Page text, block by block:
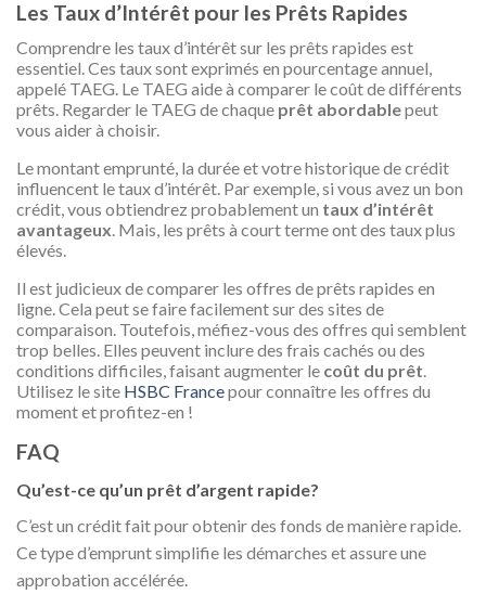
Les Taux d’Intérêt pour les Prêts Rapides
Comprendre les taux d’intérêt sur les prêts rapides est
essentiel. Ces taux sont exprimés en pourcentage annuel,
appelé TAEG. Le TAEG aide à comparer le coût de différents
prêts. Regarder le TAEG de chaque prêt abordablepeut
vous aider à choisir.
Le montant emprunté, la durée et votre historique de crédit
influencent le taux d’intérêt. Par exemple, si vous avez un bon
crédit, vous obtiendrez probablement un taux d’intérêt
avantageux. Mais, les prêts à court terme ont des taux plus
élevés.
Il est judicieux de comparer les offres de prêts rapides en
ligne. Cela peut se faire facilement sur des sites de
comparaison. Toutefois, méfiez-vous des offres qui semblent
trop belles. Elles peuvent inclure des frais cachés ou des
conditions difficiles, faisant augmenter le coût du prêt.
Utilisez le site HSBC Francepour connaître les offres du
moment et profitez-en !
FAQ
Qu’est-ce qu’un prêt d’argent rapide?
C’est un crédit fait pour obtenir des fonds de manière rapide.
Ce type d’emprunt simplifie les démarches et assure une
approbation accélérée.